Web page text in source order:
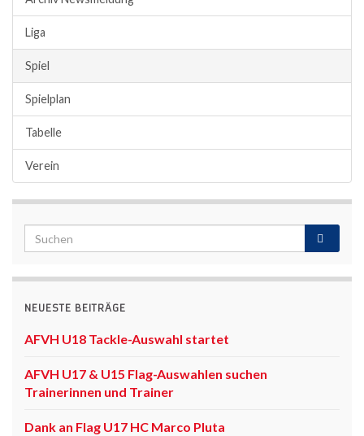
Liga
Spiel
Spielplan
Tabelle
Verein
NEUESTE BEITRÄGE
AFVH U18 Tackle-Auswahl startet
AFVH U17 & U15 Flag-Auswahlen suchen
Trainerinnen und Trainer
Dank an Flag U17 HC Marco Pluta